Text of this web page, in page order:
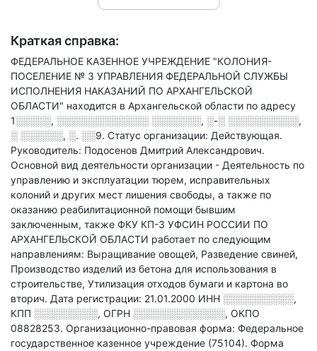
Краткая справка:
ФЕДЕРАЛЬНОЕ КАЗЕННОЕ УЧРЕЖДЕНИЕ "КОЛОНИЯ-
ПОСЕЛЕНИЕ № 3 УПРАВЛЕНИЯ ФЕДЕРАЛЬНОЙ СЛУЖБЫ
ИСПОЛНЕНИЯ НАКАЗАНИЙ ПО АРХАНГЕЛЬСКОЙ
ОБЛАСТИ" находится в Архангельской области по адресу
1░░░░░, ░░░░░░░░░░░░░ ░░░░░░░, ░-░ ░░░░░░░░░░,
░ ░░░░░░, ░. ░░9. Статус организации: Действующая.
Руководитель: Подосенов Дмитрий Александрович.
Основной вид деятельности организации - Деятельность по
управлению и эксплуатации тюрем, исправительных
колоний и других мест лишения свободы, а также по
оказанию реабилитационной помощи бывшим
заключенным, также ФКУ КП-3 УФСИН РОССИИ ПО
АРХАНГЕЛЬСКОЙ ОБЛАСТИ работает по следующим
направлениям: Выращивание овощей, Разведение свиней,
Производство изделий из бетона для использования в
строительстве, Утилизация отходов бумаги и картона во
вторич. Дата регистрации: 21.01.2000 ИНН ░░░░░░░░░░,
КПП ░░░░░░░░░, ОГРН ░░░░░░░░░░░░░, ОКПО
08828253. Организационно-правовая форма: Федеральное
государственное казенное учреждение (75104). Форма